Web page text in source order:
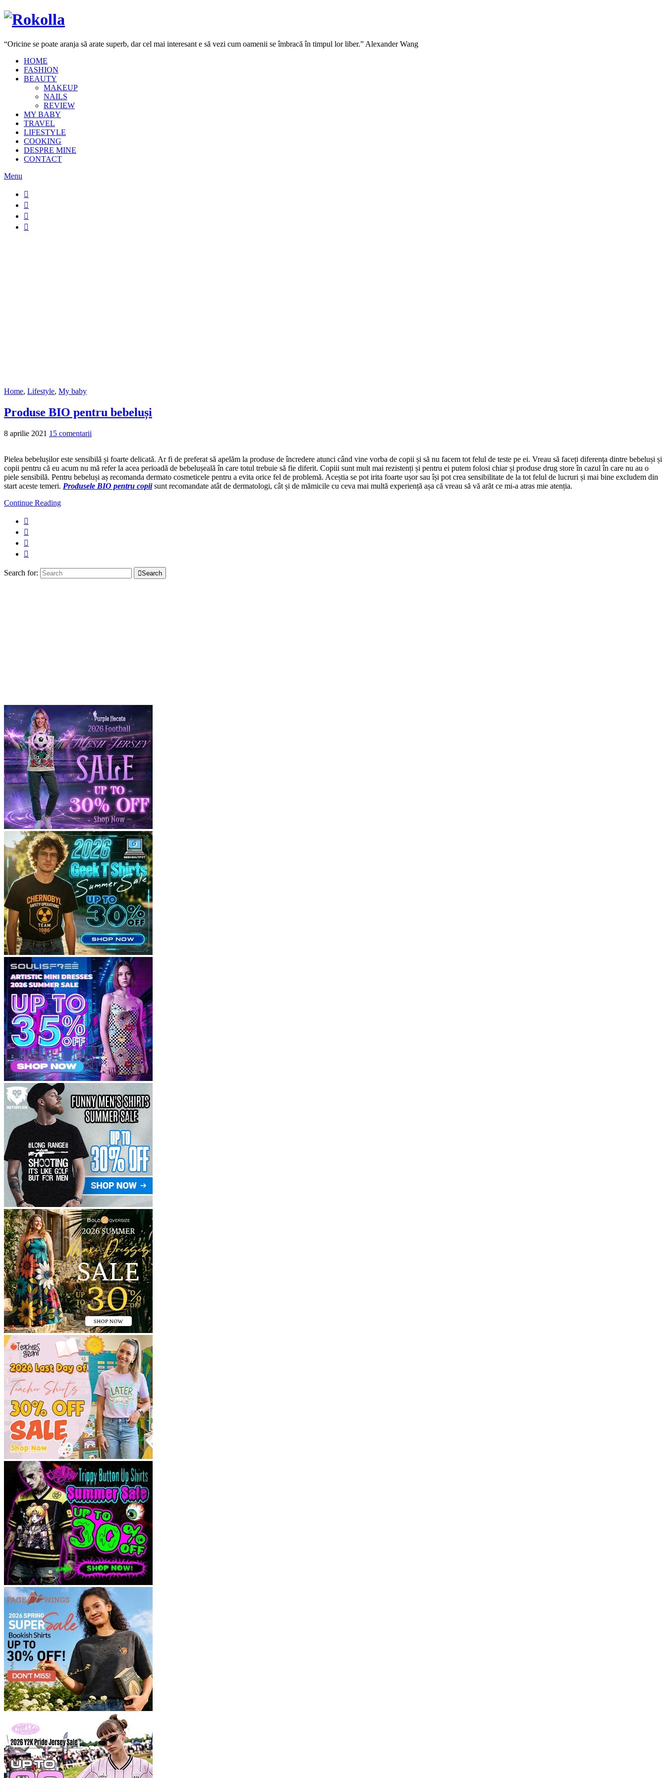
“Oricine se poate aranja să arate superb, dar cel mai interesant e să vezi cum oamenii se îmbracă în timpul lor liber.” Alexander Wang
HOME
FASHION
BEAUTY
MAKEUP
NAILS
REVIEW
MY BABY
TRAVEL
LIFESTYLE
COOKING
DESPRE MINE
CONTACT
Menu
Home, Lifestyle, My baby
Produse BIO pentru bebeluși
8 aprilie 2021 15 comentarii
Pielea bebelușilor este sensibilă și foarte delicată. Ar fi de preferat să apelăm la produse de încredere atunci când vine vorba de copii și să nu facem tot felul de teste pe ei. Vreau să faceți diferența dintre bebeluși și
copii pentru că eu acum nu mă refer la acea perioadă de bebelușeală în care totul trebuie să fie diferit. Copiii sunt mult mai rezistenți și pentru ei putem folosi chiar și produse drug store în cazul în care nu au o
piele sensibilă. Pentru bebeluși aș recomanda dermato cosmeticele pentru a evita orice fel de problemă. Aceștia se pot irita foarte ușor sau își pot crea sensibilitate de la tot felul de lucruri și mai bine excludem din
start aceste temeri. Produsele BIO pentru copiisunt recomandate atât de dermatologi, cât și de mămicile cu ceva mai multă experiență așa că vreau să vă arăt ce mi-a atras mie atenția.
Continue Reading
Search for: Search